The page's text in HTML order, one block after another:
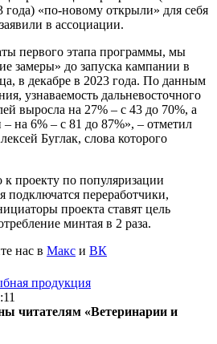
года) «по-новому открыли» для себя
в ассоциации.
первого этапа программы, мы
замеры» до запуска кампании в
в декабре в 2023 года. По данным
узнаваемость дальневосточного
выросла на 27% – с 43 до 70%, а
– на 6% – с 81 до 87%», – отметил
Буглак, слова которого
проекту по популяризации
подключатся переработчики,
проекта ставят цель
минтая в 2 раза.
нас в Макс и ВК
продукция
читателям «Ветеринарии и